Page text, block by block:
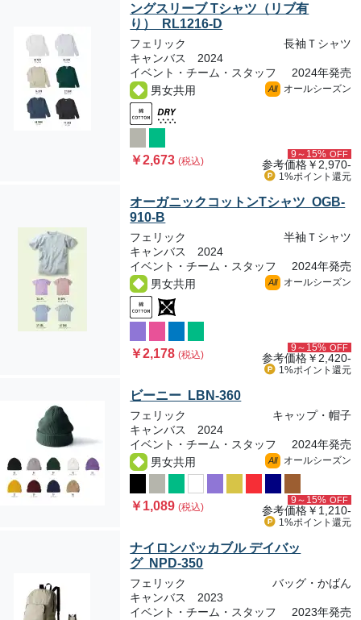
ングスリーブ Tシャツ（リブ有
り） RL1216-D
フェリック
長袖Ｔシャツ
キャンバス 2024
イベント・チーム・スタッフ
2024年発売
男女共用
All オールシーズン
￥2,673(税込)
9～15% OFF
参考価格￥2,970-
1%ポイント 還元
オーガニックコットンTシャツ OGB-
910-B
フェリック
半袖Ｔシャツ
キャンバス 2024
イベント・チーム・スタッフ
2024年発売
男女共用
All オールシーズン
￥2,178(税込)
9～15% OFF
参考価格￥2,420-
1%ポイント 還元
ビーニー LBN-360
フェリック
キャップ・帽子
キャンバス 2024
イベント・チーム・スタッフ
2024年発売
男女共用
All オールシーズン
￥1,089(税込)
9～15% OFF
参考価格￥1,210-
1%ポイント 還元
ナイロンパッカブル デイバッ
グ NPD-350
フェリック
バッグ・かばん
キャンバス 2023
イベント・チーム・スタッフ
2023年発売